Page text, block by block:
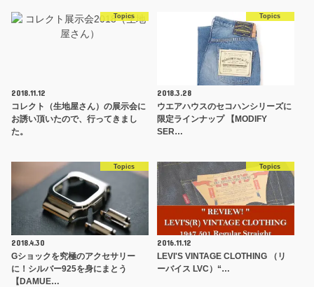
Topics
2018.11.12
コレクト（生地屋さん）の展示会に
お誘い頂いたので、行ってきまし
た。
Topics
2018.3.28
ウエアハウスのセコハンシリーズに
限定ラインナップ 【MODIFY
SER…
Topics
2018.4.30
Gショックを究極のアクセサリー
に！シルバー925を身にまとう
【DAMUE…
Topics
2016.11.12
LEVI'S VINTAGE CLOTHING （リ
ーバイス LVC）“…